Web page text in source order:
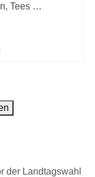
Tees …
der Landtagswahl